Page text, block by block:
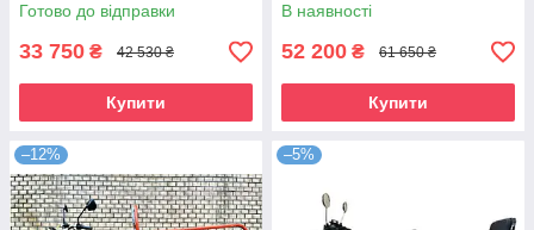
Готово до відправки
33 750 ₴ 42 530 ₴
Купити
В наявності
52 200 ₴ 61 650 ₴
Купити
–12% –5%